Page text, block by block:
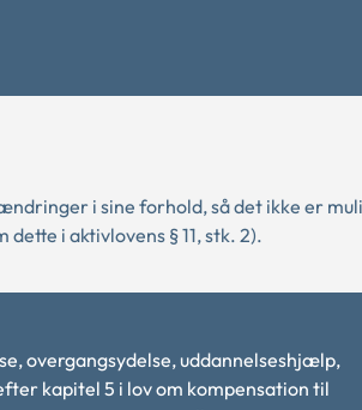
i sine forhold, så det ikke er
i aktivlovens § 11, stk. 2).
overgangsydelse, uddannelseshjælp,
kapitel 5 i lov om kompensation til